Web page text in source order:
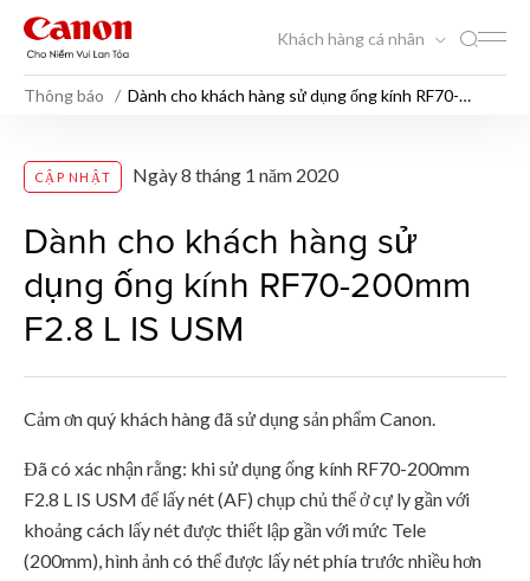
Khách hàng cá nhân
Thông báo
Dành cho khách hàng sử dụng ống kính RF70-
Dành cho khách hàng sử
CẬP NHẬT Ngày 8 tháng 1 năm 2020
Dành cho khách hàng sử
dụng ống kính RF70-200mm
F2.8 L IS USM
Cảm ơn quý khách hàng đã sử dụng sản phẩm Canon.
Đã có xác nhận rằng: khi sử dụng ống kính RF70-200mm
F2.8 L IS USM để lấy nét (AF) chụp chủ thể ở cự ly gần với
khoảng cách lấy nét được thiết lập gần với mức Tele
(200mm), hình ảnh có thể được lấy nét phía trước nhiều hơn